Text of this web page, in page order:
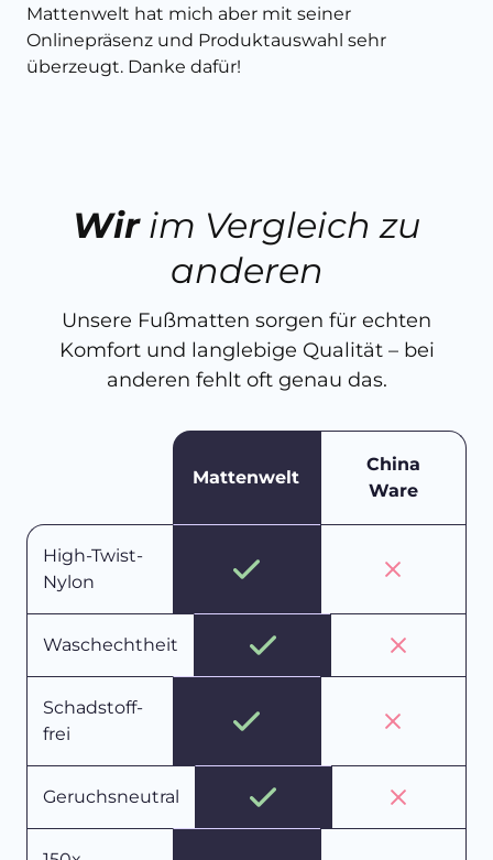
Mattenwelt hat mich aber mit seiner
Onlinepräsenz und Produktauswahl sehr
überzeugt. Danke dafür!
Wirim Vergleich zu
anderen
Unsere Fußmatten sorgen für echten
Komfort und langlebige Qualität – bei
anderen fehlt oft genau das.
Mattenwelt
China
Ware
High-Twist-
Nylon
Waschechtheit
Schadstoff-
frei
Geruchsneutral